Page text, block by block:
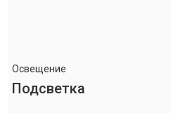
Освещение
Подсветка